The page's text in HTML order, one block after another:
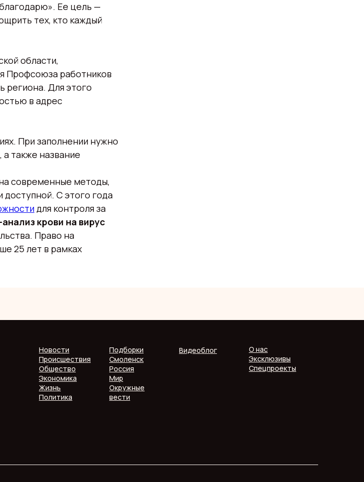
Ее цель —
тех, кто каждый
области,
Профсоюза работников
региона. Для этого
в адрес
При заполнении нужно
также название
современные методы,
С этого года
для контроля за
крови на вирус
Право на
25 лет в рамках
Новости
Происшествия
Общество
Экономика
Жизнь
Политика
Подборки
Смоленск
Россия
Мир
Окружные
вести
Видеоблог
О нас
Эксклюзивы
Спецпроекты